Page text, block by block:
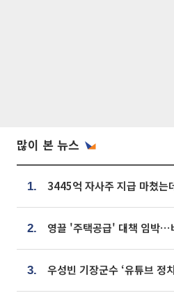
많이 본 뉴스
1.
2.
3.